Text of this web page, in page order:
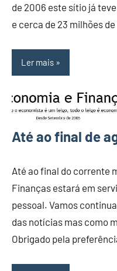
de 2006 este sítio já
e cerca de 23 milhões
Ler mais
Até ao final de
Até ao final do corrente
Finanças estará em
pessoal. Vamos
das notícias mas como
Obrigado pela